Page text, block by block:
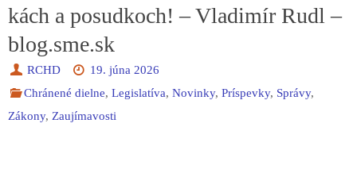
kách a posudkoch! – Vladimír Rudl –
blog.sme.sk
RCHD
19. júna 2026
Chránené dielne,Legislatíva,Novinky,Príspevky, Správy,
Zákony, Zaujímavosti